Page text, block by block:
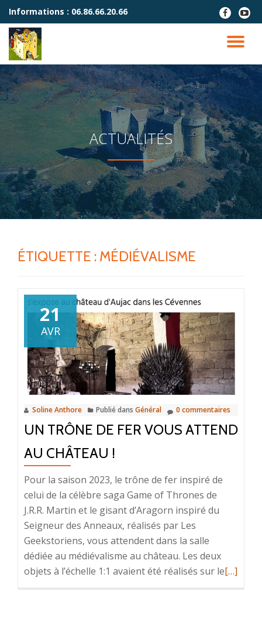
Aller
contenu
Informations : 06.86.66.20.66
fa-
facebook
fa-
play
LA
ACTUALITÉS
ÉTIQUETTE : MÉDIÉVALISME
21
AVR
Soline Anthore Publié dans Général 0 commentaires
UN TRÔNE DE FER VOUS ATTEND
AU CHÂTEAU !
Pour la saison 2023, le trône de fer inspiré de
celui de la célèbre saga Game of Thrones de
J.R.R. Martin et le gisant d’Aragorn inspiré du
Seigneur des Anneaux, réalisés par Les
Geekstoriens, vous attendent dans la salle
dédiée au médiévalisme au château. Les deux
objets à l’échelle 1:1 avaient été réalisés sur leEn
[…]